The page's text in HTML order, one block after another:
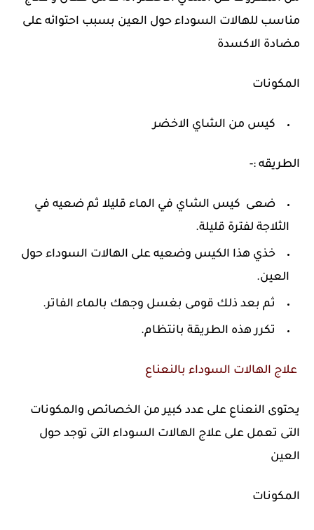
مناسب للهالات السوداء حول العين بسبب احتوائه على
مضادة الاكسدة
المكونات
كيس من الشاي الاخضر
الطريقه :-
ضعى كيس الشاي في الماء قليلا ثم ضعيه في
الثلاجة لفترة قليلة.
خذي هذا الكيس وضعيه على الهالات السوداء حول
العين.
ثم بعد ذلك قومى بغسل وجهك بالماء الفاتر.
تكرر هذه الطريقة بانتظام.
علاج الهالات السوداء بالنعناع
يحتوى النعناع على عدد كبير من الخصائص والمكونات
التى تعمل على علاج الهالات السوداء التى توجد حول
العين
المكونات